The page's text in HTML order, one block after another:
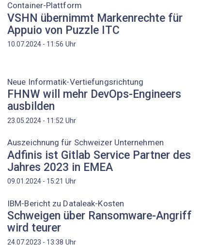
Container-Plattform
VSHN übernimmt Markenrechte für
Appuio von Puzzle ITC
10.07.2024 - 11:56 Uhr
Neue Informatik-Vertiefungsrichtung
FHNW will mehr DevOps-Engineers
ausbilden
23.05.2024 - 11:52 Uhr
Auszeichnung für Schweizer Unternehmen
Adfinis ist Gitlab Service Partner des
Jahres 2023 in EMEA
09.01.2024 - 15:21 Uhr
IBM-Bericht zu Dataleak-Kosten
Schweigen über Ransomware-Angriff
wird teurer
24.07.2023 - 13:38 Uhr